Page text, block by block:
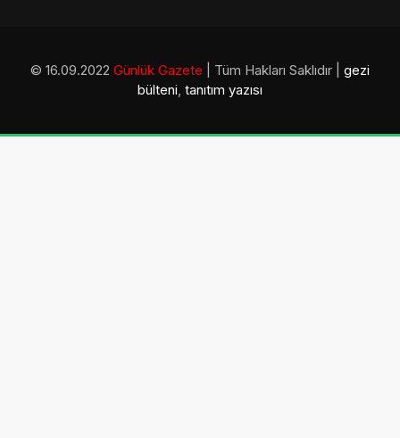
© 16.09.2022 Günlük Gazete | Tüm Hakları Saklıdır | gezi
bülteni, tanıtım yazısı